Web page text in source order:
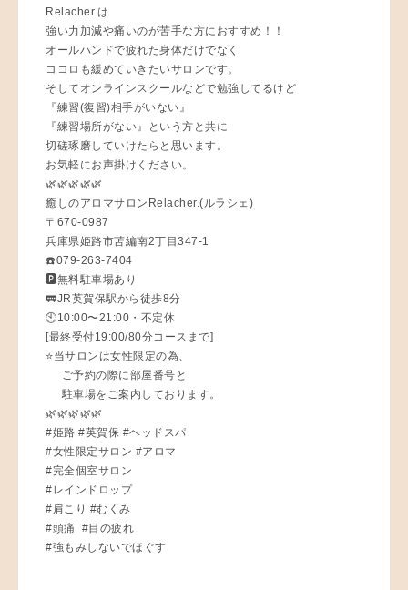
Relacher.は
強い力加減や痛いのが苦手な方におすすめ！！
オールハンドで疲れた身体だけでなく
ココロも緩めていきたいサロンです。
そしてオンラインスクールなどで勉強してるけど
『練習(復習)相手がいない』
『練習場所がない』という方と共に
切磋琢磨していけたらと思います。
お気軽にお声掛けください。
🌿🌿🌿🌿🌿
癒しのアロマサロンRelacher.(ルラシェ)
〒670-0987
兵庫県姫路市苫編南2丁目347-1
☎️079-263-7404
🅿️無料駐車場あり
🚃JR英賀保駅から徒歩8分
🕙10:00〜21:00・不定休
[最終受付19:00/80分コースまで]
⭐️当サロンは女性限定の為、
ご予約の際に部屋番号と
駐車場をご案内しております。
🌿🌿🌿🌿🌿
#姫路 #英賀保 #ヘッドスパ
#女性限定サロン #アロマ
#完全個室サロン
#レインドロップ
#肩こり #むくみ
#頭痛 #目の疲れ
#強もみしないでほぐす